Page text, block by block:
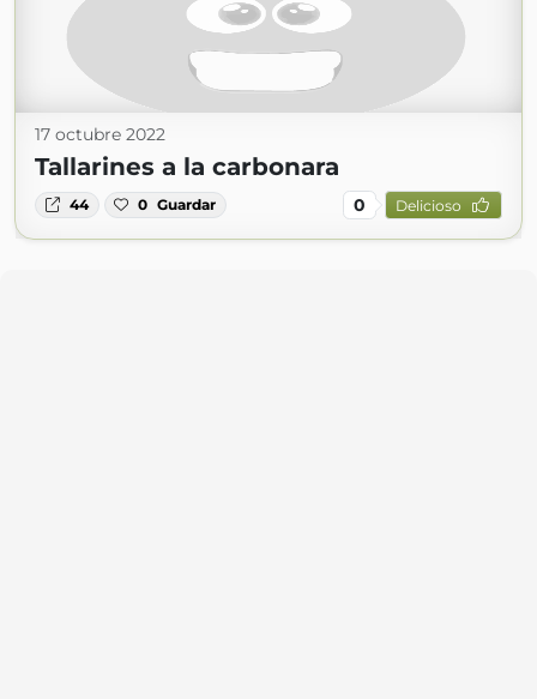
17 octubre 2022
Tallarines a la carbonara
44 0 Guardar 0 Delicioso